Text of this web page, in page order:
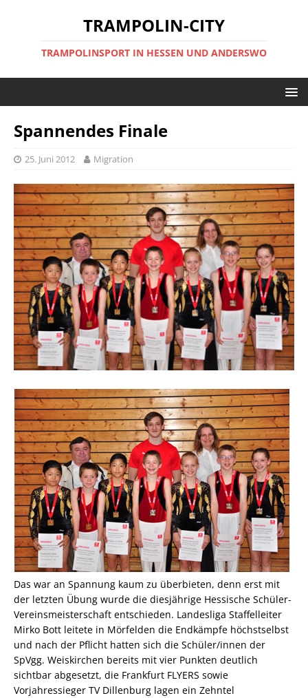
TRAMPOLIN-CITY
TRAMPOLINSPORT IN HESSEN UND ANDERSWO
Spannendes Finale
25. Juni 2012 Migration
Das war an Spannung kaum zu überbieten, denn erst mit
der letzten Übung wurde die diesjährige Hessische Schüler-
Vereinsmeisterschaft entschieden. Landesliga Staffelleiter
Mirko Bott leitete in Mörfelden die Endkämpfe höchstselbst
und nach der Pflicht hatten sich die Schüler/innen der
SpVgg. Weiskirchen bereits mit vier Punkten deutlich
sichtbar abgesetzt, die Frankfurt FLYERS sowie
Vorjahressieger TV Dillenburg lagen ein Zehntel